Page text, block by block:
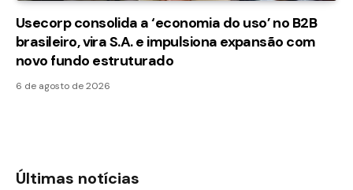
Usecorp consolida a ‘economia do uso’ no B2B
brasileiro, vira S.A. e impulsiona expansão com
novo fundo estruturado
6 de agosto de 2026
Últimas notícias